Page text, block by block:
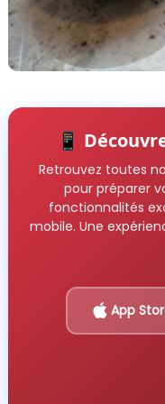
📱
Retrouvez toutes
pour préparer
fonctionnalités
mobile. Une
App